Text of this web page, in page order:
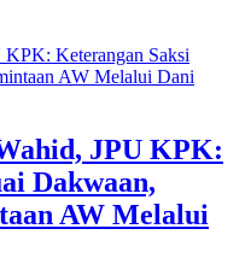
JPU KPK:
Dakwaan,
AW Melalui